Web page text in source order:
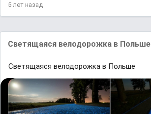
5 лет назад
Светящаяся велодорожка в Польше
Светящаяся велодорожка в Польше